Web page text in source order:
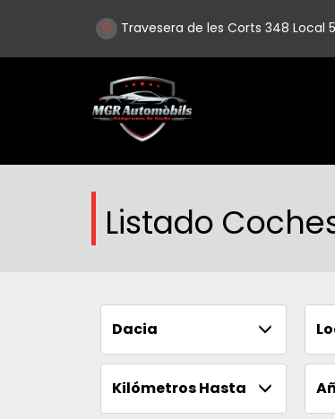
Travesera de les Corts 348 Local
Listado
Dacia
Kilómetros Hasta